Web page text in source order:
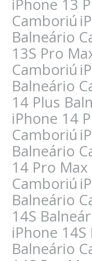
iPhone 13
Camboriú
Balneário
13S Pro
Camboriú
Balneário
14 Plus
iPhone 14
Camboriú
Balneário
14 Pro
Camboriú
Balneário
14S
iPhone
Balneário